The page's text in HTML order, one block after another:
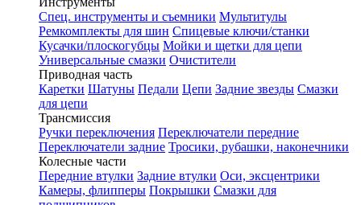
Спец. инструменты и съемники Мультитулы
Ремкомплекты для шин Спицевые ключи/станки
Кусачки/плоскогубцы Мойки и щетки для цепи
Универсальные смазки Очистители
Приводная часть
Каретки Шатуны Педали Цепи Задние звезды Смазки
для цепи
Трансмиссия
Ручки переключения Переключатели передние
Переключатели задние Тросики, рубашки, наконечники
Колесные части
Передние втулки Задние втулки Оси, эксцентрики
Камеры, флипперы Покрышки Смазки для